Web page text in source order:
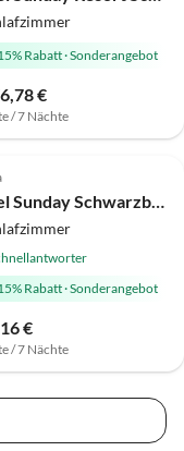
Rabatt·Sonderangebot
€
/ 7 Nächte
Rabatt·Sonderangebot
€
/ 7 Nächte